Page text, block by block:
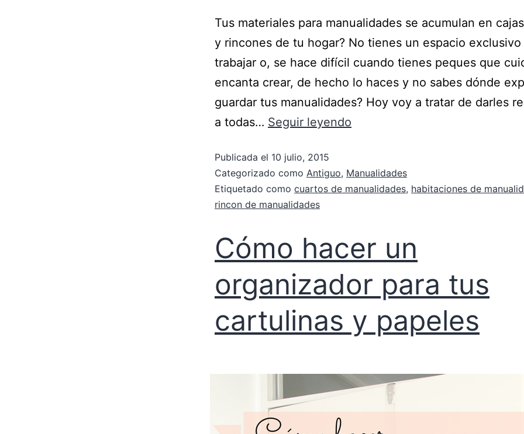
Tus materiales para manualidades se acumulan en
y rincones de tu hogar? No tienes un espacio exclusivo
trabajar o, se hace difícil cuando tienes peques que
encanta crear, de hecho lo haces y no sabes dónde
guardar tus manualidades? Hoy voy a tratar de darles
a todas… Seguir leyendo
Publicada el 10 julio, 2015
Categorizado como Antiguo, Manualidades
Etiquetado como cuartos de manualidades, habitaciones de
rincon de manualidades
Cómo hacer un
organizador para tus
cartulinas y papeles